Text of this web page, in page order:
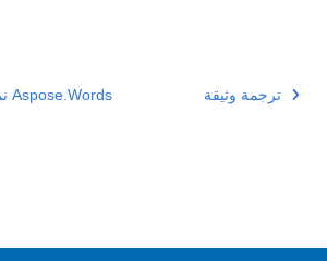
AI نماذج مدعومة Aspose.Words ترجمة وثيقة